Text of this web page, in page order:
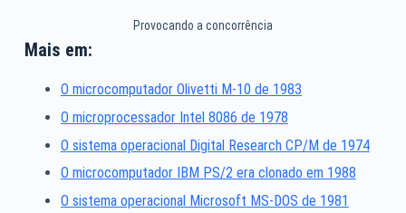
Provocando a concorrência
Mais em:
O microcomputador Olivetti M-10 de 1983
O microprocessador Intel 8086 de 1978
O sistema operacional Digital Research CP/M de 1974
O microcomputador IBM PS/2 era clonado em 1988
O sistema operacional Microsoft MS-DOS de 1981